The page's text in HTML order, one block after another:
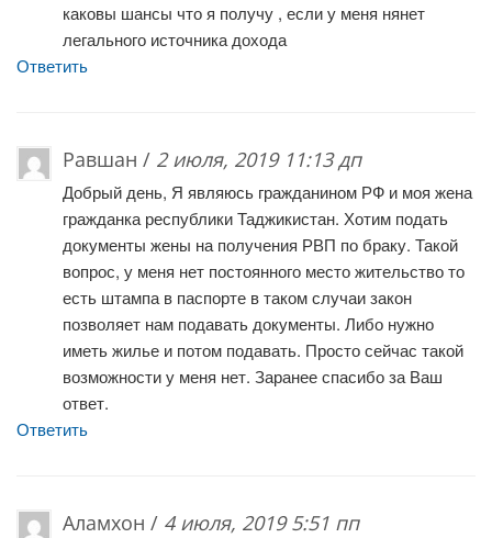
каковы шансы что я получу , если у меня нянет
легального источника дохода
Ответить
Равшан / 2 июля, 2019 11:13 дп
Добрый день, Я являюсь гражданином РФ и моя жена
гражданка республики Таджикистан. Хотим подать
документы жены на получения РВП по браку. Такой
вопрос, у меня нет постоянного место жительство то
есть штампа в паспорте в таком случаи закон
позволяет нам подавать документы. Либо нужно
иметь жилье и потом подавать. Просто сейчас такой
возможности у меня нет. Заранее спасибо за Ваш
ответ.
Ответить
Аламхон / 4 июля, 2019 5:51 пп